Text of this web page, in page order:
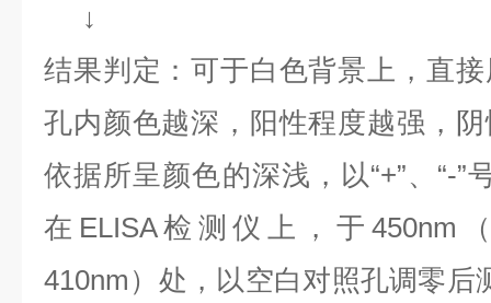
↓
结果判定：可于白色背景上，直
孔内颜色越深，阳性程度越强，
依据所呈颜色的深浅，以“+”、“-”
在ELISA检测仪上，于450nm
410nm）处，以空白对照孔调零后